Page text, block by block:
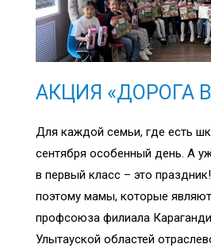
АКЦИЯ «ДОРОГА
Для каждой семьи, где есть
сентября особенный день. А
в первый класс – это
поэтому мамы, которые
профсоюза филиала
Улытауской областей